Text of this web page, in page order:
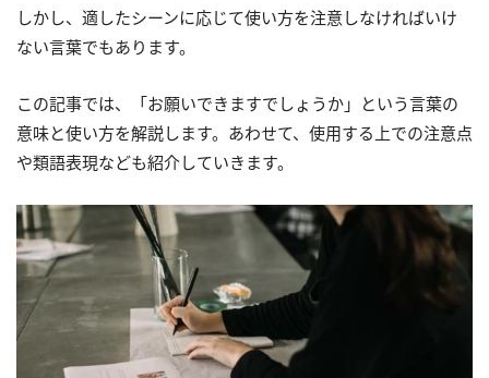
しかし、適したシーンに応じて使い方を注意しなければいけ
ない言葉でもあります。
この記事では、「お願いできますでしょうか」という言葉の
意味と使い方を解説します。あわせて、使用する上での注意点
や類語表現なども紹介していきます。